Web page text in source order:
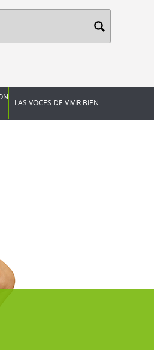
LAS VOCES DE VIVIR BIEN